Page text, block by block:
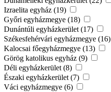
Izraelita egyház (19)
Győri egyházmegye (18)
Dunántúli egyházkerület (17)
Székesfehérvári egyházmegye (16)
Kalocsai főegyházmegye (13)
Görög katolikus egyház (9)
Déli egyházkerület (8)
Északi egyházkerület (7)
Váci egyházmegye (6)